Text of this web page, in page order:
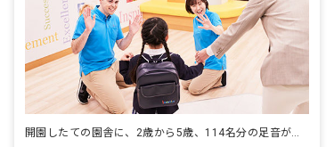
開園したての園舎に、2歳から5歳、114名分の足音が少しずつ増えていきます。